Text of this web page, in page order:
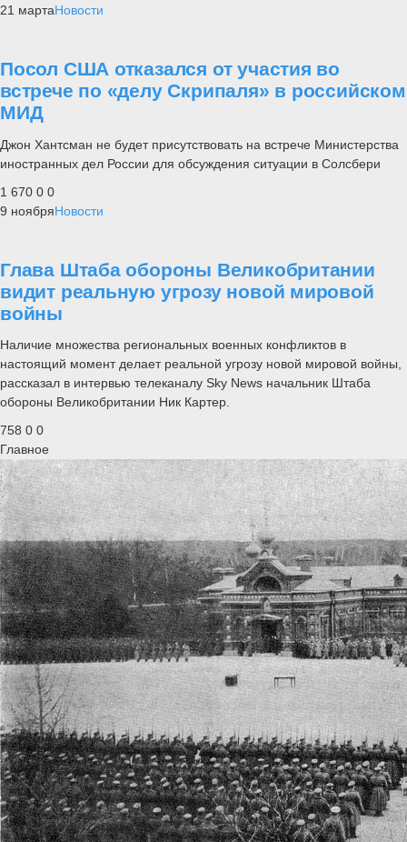
21 мартаНовости
Посол США отказался от участия во
встрече по «делу Скрипаля» в российском
МИД
Джон Хантсман не будет присутствовать на встрече Министерства
иностранных дел России для обсуждения ситуации в Солсбери
1 670 0 0
9 ноябряНовости
Глава Штаба обороны Великобритании
видит реальную угрозу новой мировой
войны
Наличие множества региональных военных конфликтов в
настоящий момент делает реальной угрозу новой мировой войны,
рассказал в интервью телеканалу Sky News начальник Штаба
обороны Великобритании Ник Картер.
758 0 0
Главное